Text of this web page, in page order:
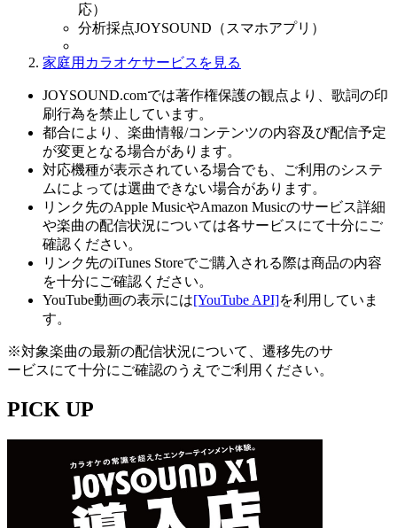
応）
分析採点JOYSOUND（スマホアプリ）
家庭用カラオケサービスを見る
JOYSOUND.comでは著作権保護の観点より、歌詞の印
刷行為を禁止しています。
都合により、楽曲情報/コンテンツの内容及び配信予定
が変更となる場合があります。
対応機種が表示されている場合でも、ご利用のシステ
ムによっては選曲できない場合があります。
リンク先のApple MusicやAmazon Musicのサービス詳細
や楽曲の配信状況については各サービスにて十分にご
確認ください。
リンク先のiTunes Storeでご購入される際は商品の内容
を十分にご確認ください。
YouTube動画の表示には[YouTube API]を利用していま
す。
※対象楽曲の最新の配信状況について、遷移先のサ
ービスにて十分にご確認のうえでご利用ください。
PICK UP